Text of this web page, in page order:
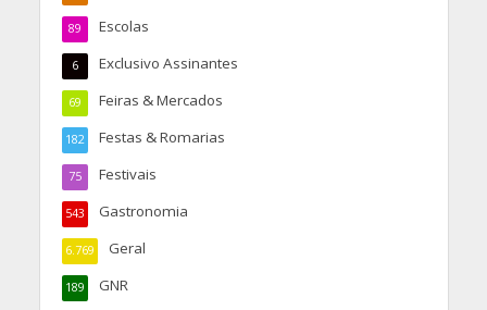
Escolas
89
Exclusivo Assinantes
6
Feiras & Mercados
69
Festas & Romarias
182
Festivais
75
Gastronomia
543
Geral
6.769
GNR
189